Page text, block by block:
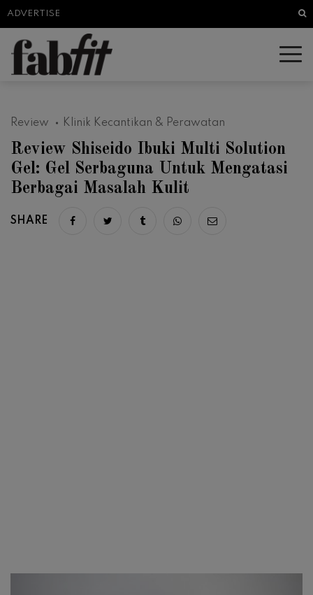
ADVERTISE
Review Klinik Kecantikan & Perawatan
Review Shiseido Ibuki Multi Solution
Gel: Gel Serbaguna Untuk Mengatasi
Berbagai Masalah Kulit
SHARE Share on facebook
Share on twitter
Share on tumblr
Share via whatsapp
Share via email